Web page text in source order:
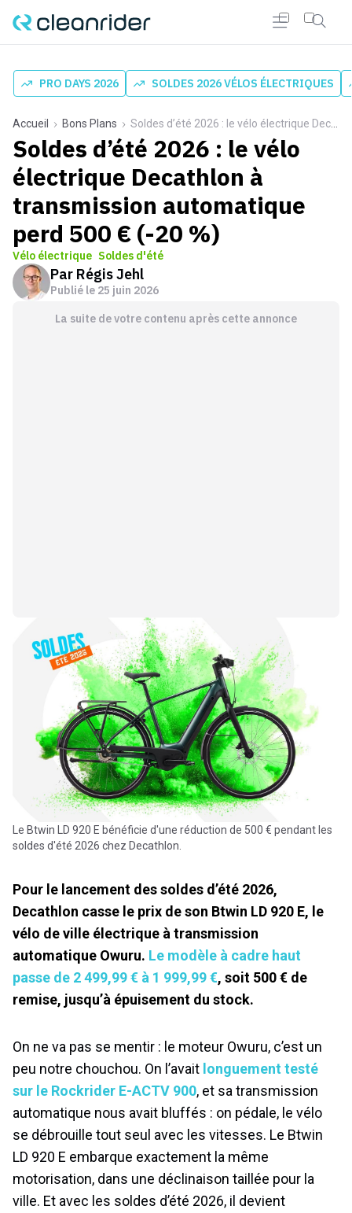
PRO DAYS 2026 SOLDES 2026 VÉLOS ÉLECTRIQUES
Accueil Bons Plans Soldes d’été 2026 : le vélo électrique Decathlon à transmission automatique perd 500 € (-20 %)
Soldes d’été 2026 : le vélo
électrique Decathlon à
transmission automatique
perd 500 € (-20 %)
Vélo électrique Soldes d'été
Par Régis Jehl
Publié le 25 juin 2026
La suite de votre contenu après cette annonce
Le Btwin LD 920 E bénéficie d'une réduction de 500 € pendant les
soldes d'été 2026 chez Decathlon.
Pour le lancement des soldes d’été 2026,
Decathlon casse le prix de son Btwin LD 920 E, le
vélo de ville électrique à transmission
automatique Owuru. Le modèle à cadre haut
passe de 2 499,99 € à 1 999,99 €, soit 500 € de
remise, jusqu’à épuisement du stock.
On ne va pas se mentir : le moteur Owuru, c’est un
peu notre chouchou. On l’avait longuement testé
sur le Rockrider E-ACTV 900, et sa transmission
automatique nous avait bluffés : on pédale, le vélo
se débrouille tout seul avec les vitesses. Le Btwin
LD 920 E embarque exactement la même
motorisation, dans une déclinaison taillée pour la
ville. Et avec les soldes d’été 2026, il devient